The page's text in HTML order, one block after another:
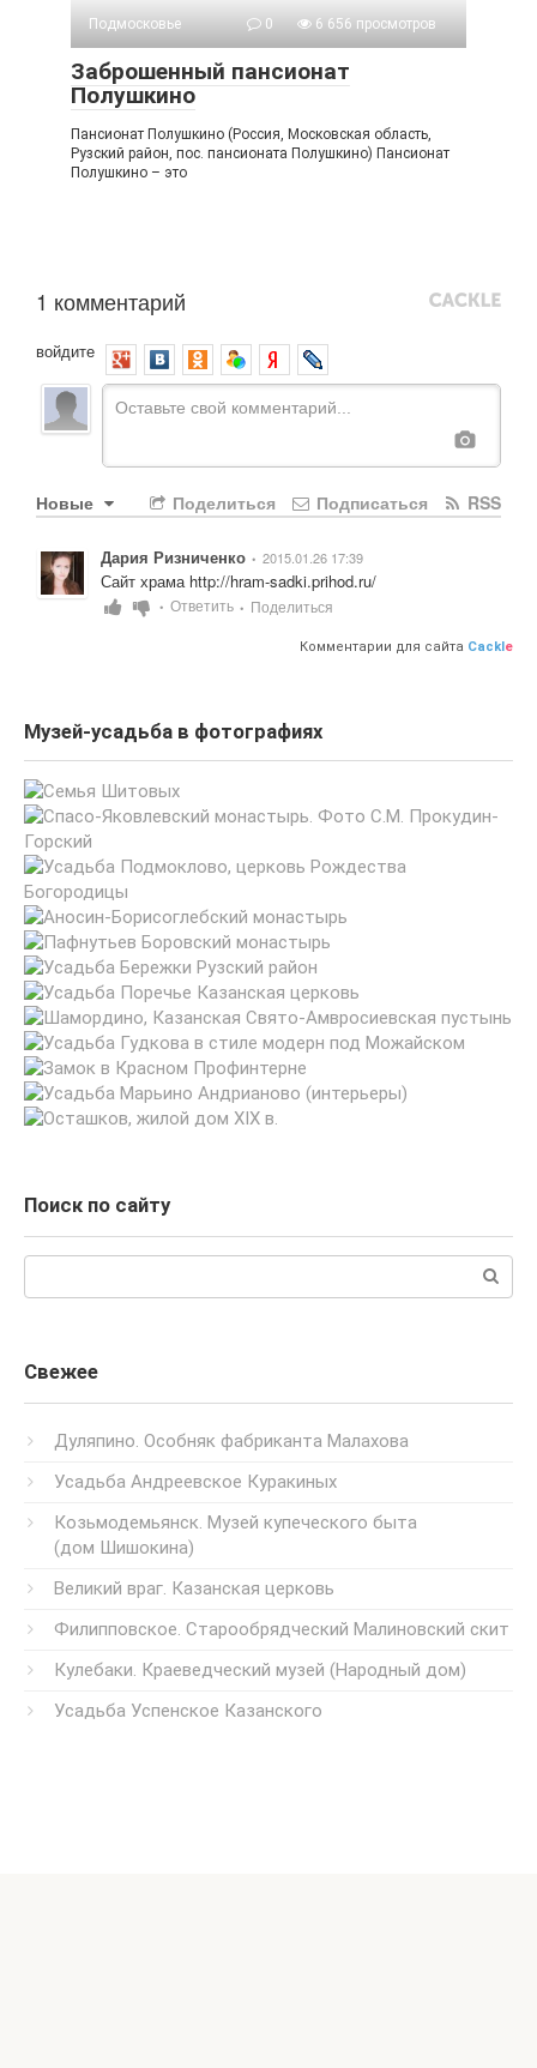
Подмосковье
0 6 656 просмотров
Заброшенный пансионат
Полушкино
Пансионат Полушкино (Россия, Московская область,
Рузский район, пос. пансионата Полушкино) Пансионат
Полушкино – это
1 комментарий
войдите
Новые RSS
Подписаться
Поделиться
Дария Ризниченко • 2015.01.26 17:39
Сайт храма http://hram-sadki.prihod.ru/
• Ответить • Поделиться
Комментарии для сайта Cackle
Музей-усадьба в фотографиях
Поиск по сайту
Свежее
Дуляпино. Особняк фабриканта Малахова
Усадьба Андреевское Куракиных
Козьмодемьянск. Музей купеческого быта
(дом Шишокина)
Великий враг. Казанская церковь
Филипповское. Старообрядческий Малиновский скит
Кулебаки. Краеведческий музей (Народный дом)
Усадьба Успенское Казанского